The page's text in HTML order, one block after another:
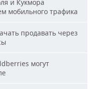
и Кукмора
мобильного трафика
продавать через
могут